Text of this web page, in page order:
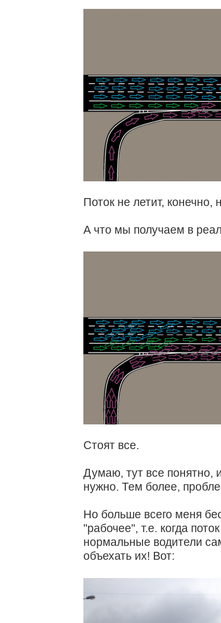
Поток не летит, конечно,
А что мы получаем в
Стоят все.
Думаю, тут все понятно,
нужно. Тем более,
Но больше всего меня
"рабочее", т.е. когда
нормальные водители
объехать их! Вот: